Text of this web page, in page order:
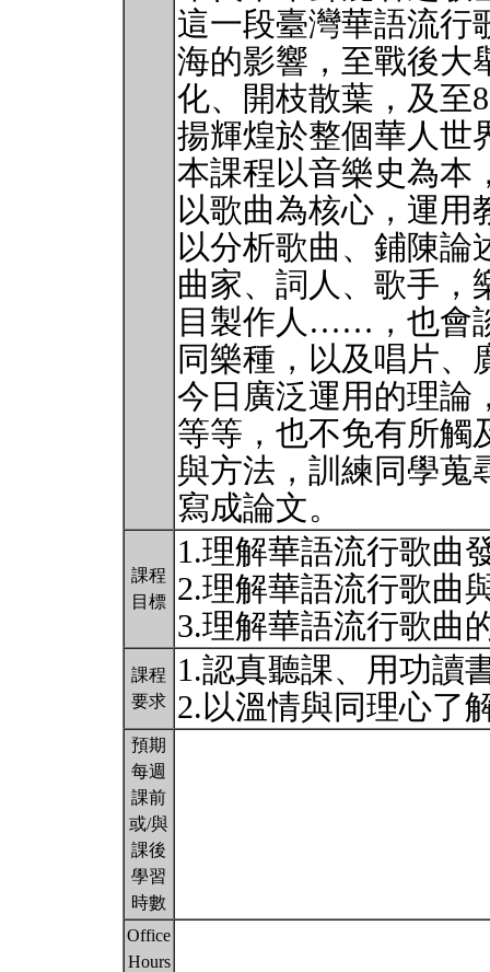
這一段臺灣華語流行
海的影響，至戰後大
化、開枝散葉，及至
揚輝煌於整個華人世
本課程以音樂史為本
以歌曲為核心，運用
以分析歌曲、鋪陳論
曲家、詞人、歌手，
目製作人……，也會
同樂種，以及唱片、
今日廣泛運用的理論
等等，也不免有所觸
與方法，訓練同學蒐
寫成論文。
課程
目標
1.理解華語流行歌曲
2.理解華語流行歌曲
3.理解華語流行歌曲
課程
要求
1.認真聽課、用功讀
2.以溫情與同理心了
預期
每週
課前
或/與
課後
學習
時數
Office
Hours